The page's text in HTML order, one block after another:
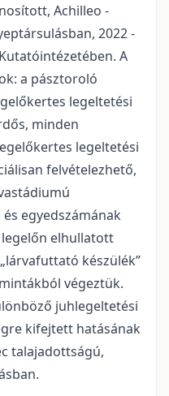
Achilleo -
2022 -
A
a pásztoroló
legeltetési
minden
legeltetési
felvételezhető,
egyedszámának
elhullatott
készülék”
végeztük.
juhlegeltetési
kifejtett hatásának
talajadottságú,